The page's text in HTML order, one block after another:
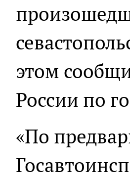
этом
России по
«По